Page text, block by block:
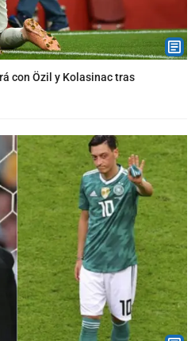
con Özil y Kolasinac tras